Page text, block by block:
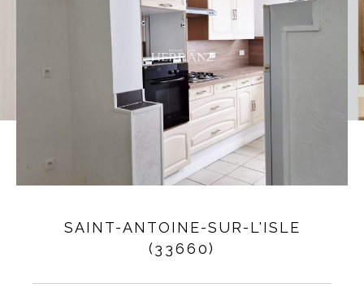
SAINT-ANTOINE-SUR-L'ISLE
(33660)